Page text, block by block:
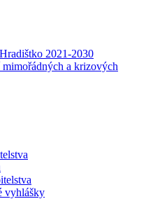
2021-2030
a krizových
vyhlášky